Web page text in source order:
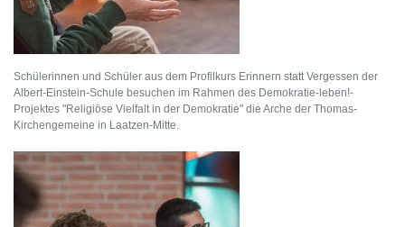
Schülerinnen und Schüler aus dem Profilkurs Erinnern statt Vergessen der
Albert-Einstein-Schule besuchen im Rahmen des Demokratie-leben!-
Projektes "Religiöse Vielfalt in der Demokratie" die Arche der Thomas-
Kirchengemeine in Laatzen-Mitte.